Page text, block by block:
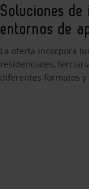
Soluciones de
entornos de
La oferta incorpora
residenciales,
diferentes formatos